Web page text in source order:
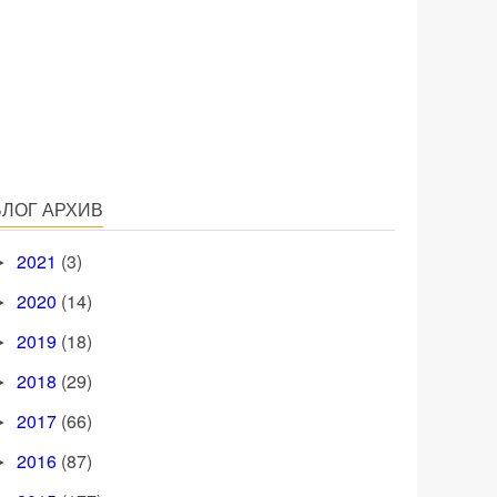
АРХИВ
2021 (3)
2020 (14)
2019 (18)
2018 (29)
2017 (66)
2016 (87)